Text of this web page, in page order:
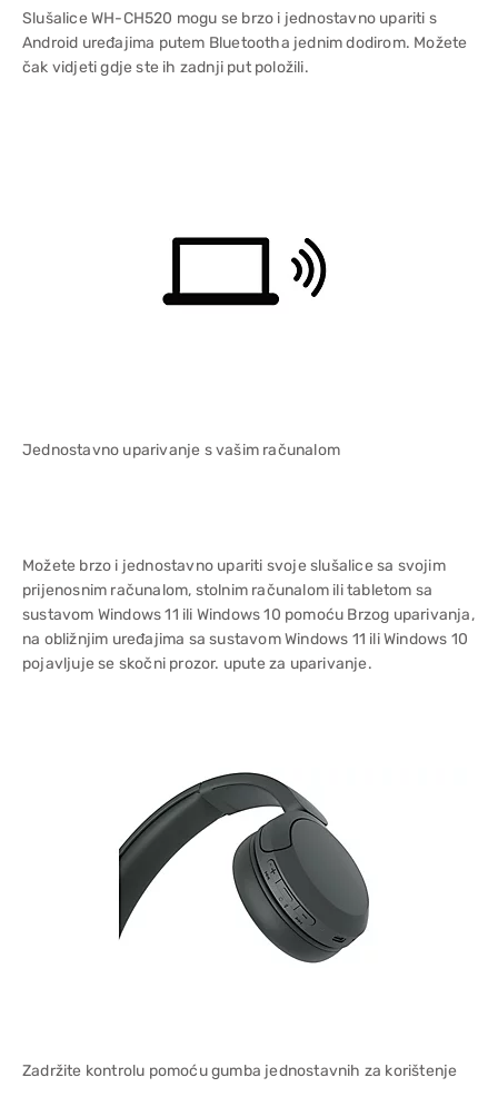
Slušalice WH-CH520 mogu se brzo i jednostavno upariti s
Android uređajima putem Bluetootha jednim dodirom. Možete
čak vidjeti gdje ste ih zadnji put položili.
Jednostavno uparivanje s vašim računalom
Možete brzo i jednostavno upariti svoje slušalice sa svojim
prijenosnim računalom, stolnim računalom ili tabletom sa
sustavom Windows 11 ili Windows 10 pomoću Brzog uparivanja,
na obližnjim uređajima sa sustavom Windows 11 ili Windows 10
pojavljuje se skočni prozor. upute za uparivanje.
Zadržite kontrolu pomoću gumba jednostavnih za korištenje